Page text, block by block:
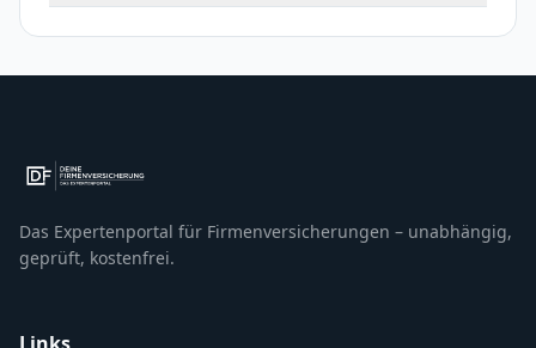
Das Expertenportal für Firmenversicherungen – unabhängig,
geprüft, kostenfrei.